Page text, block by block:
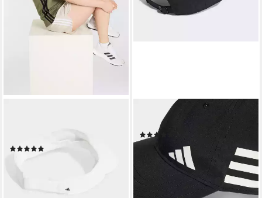
(9)
-10%
ADIDAS PERFORMANCE
Baseball Cap BOLD
17,99 € UVP20,00 €
lieferbar - in 1-2 Werktagen bei dir